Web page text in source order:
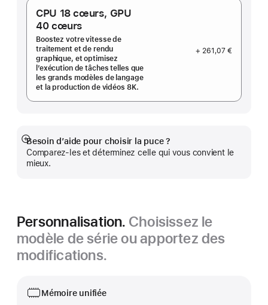
CPU 18 cœurs, GPU
40 cœurs
Boostez votre vitesse de
traitement et de rendu
graphique, et optimisez
l’exécution de tâches telles que
les grands modèles de langage
et la production de vidéos 8K.
+ 261,07 €
Besoin d’aide pour choisir la puce ?
Comparez-les et déterminez celle qui vous convient le
mieux.
Afficher
plus
Personnalisation. Choisissez le
modèle de série ou apportez des
modifications.
Mémoire unifiée